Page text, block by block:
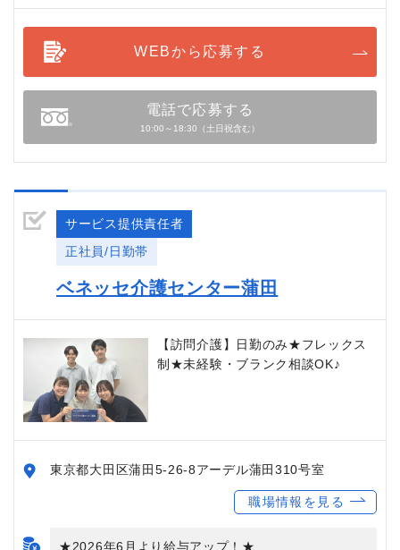
WEBから応募する
電話で応募する
10:00～18:30（土日祝含む）
サービス提供責任者
正社員/日勤帯
ベネッセ介護センター蒲田
【訪問介護】日勤のみ★フレックス
制★未経験・ブランク相談OK♪
東京都大田区蒲田5-26-8アーデル蒲田310号室
職場情報を見る
★2026年6月より給与アップ！★